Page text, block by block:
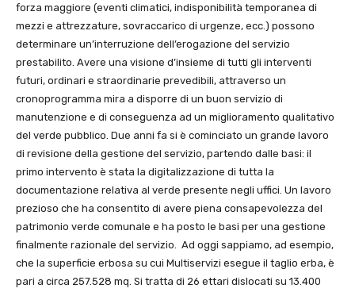
forza maggiore (eventi climatici, indisponibilità temporanea di
mezzi e attrezzature, sovraccarico di urgenze, ecc.) possono
determinare un’interruzione dell’erogazione del servizio
prestabilito. Avere una visione d’insieme di tutti gli interventi
futuri, ordinari e straordinarie prevedibili, attraverso un
cronoprogramma mira a disporre di un buon servizio di
manutenzione e di conseguenza ad un miglioramento qualitativo
del verde pubblico. Due anni fa si è cominciato un grande lavoro
di revisione della gestione del servizio, partendo dalle basi: il
primo intervento è stata la digitalizzazione di tutta la
documentazione relativa al verde presente negli uffici. Un lavoro
prezioso che ha consentito di avere piena consapevolezza del
patrimonio verde comunale e ha posto le basi per una gestione
finalmente razionale del servizio. Ad oggi sappiamo, ad esempio,
che la superficie erbosa su cui Multiservizi esegue il taglio erba, è
pari a circa 257.528 mq. Si tratta di 26 ettari dislocati su 13.400